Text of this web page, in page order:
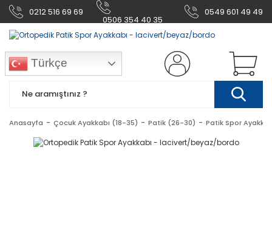
0212 516 69 69
0506 354 40 35
0549 601 49 49
Türkçe
Anasayfa Çocuk Ayakkabı (18-35) Patik (26-30) Patik Spor